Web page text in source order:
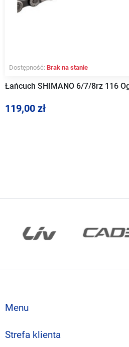
Dostępność: Brak na stanie
Łańcuch SHIMANO 6/7/8rz 116
119,00 zł
Menu
Strefa klienta